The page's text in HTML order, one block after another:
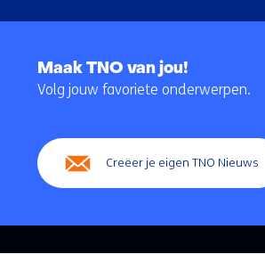
navigatie
Maak TNO van jou!
Volg jouw favoriete onderwerpen.
Creëer je eigen TNO Nieuws